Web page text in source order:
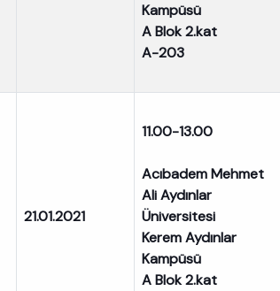
Kampüsü
A Blok 2.kat
A-203
21.01.2021
11.00-13.00
Acıbadem Mehmet
Ali Aydınlar
Üniversitesi
Kerem Aydınlar
Kampüsü
A Blok 2.kat